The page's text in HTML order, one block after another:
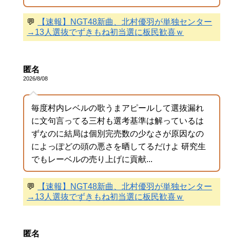
💬
【速報】NGT48新曲、北村優羽が単独センター
→13人選抜でずきもね初当選に板民歓喜ｗ
匿名
2026/8/08
毎度村内レベルの歌うまアピールして選抜漏れ
に文句言ってる三村も選考基準は解っているは
ずなのに結局は個別完売数の少なさが原因なの
によっぽどの頭の悪さを晒してるだけよ 研究生
でもレーベルの売り上げに貢献...
💬
【速報】NGT48新曲、北村優羽が単独センター
→13人選抜でずきもね初当選に板民歓喜ｗ
匿名